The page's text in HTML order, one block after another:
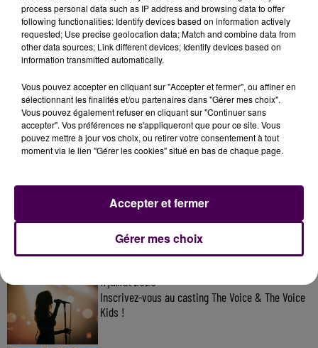
20h00
Gagnez vos pass pour le V and B Fest' 2026 !
11 juillet 2026
Inscrivez-vous au casting The Voice & The Voice
Kids !
process personal data such as IP address and browsing data to offer
following functionalities: Identify devices based on information actively
requested; Use precise geolocation data; Match and combine data from
other data sources; Link different devices; Identify devices based on
information transmitted automatically.
Vous pouvez accepter en cliquant sur "Accepter et fermer", ou affiner en
sélectionnant les finalités et/ou partenaires dans "Gérer mes choix".
Vous pouvez également refuser en cliquant sur "Continuer sans
accepter". Vos préférences ne s'appliqueront que pour ce site. Vous
pouvez mettre à jour vos choix, ou retirer votre consentement à tout
moment via le lien "Gérer les cookies" situé en bas de chaque page.
Gérer mes choix
Accepter et fermer